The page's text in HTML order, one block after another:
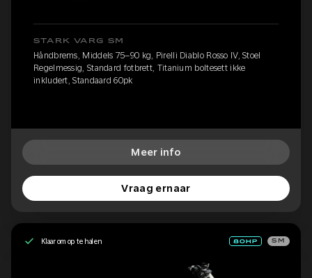
STARK VARG SM
Håndbrems, Middels 75–90 kg, Pirelli Diablo Rosso IV, Stoel
Regelmessig, Standard fotbrett, Titanium boltesett ikke
inkludert, Standaard 60pk
Meer info
Vraag ernaar
Klaar om op te halen SM